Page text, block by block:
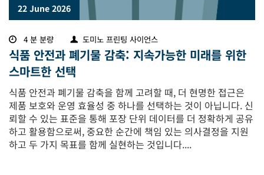
22 June 2026
4 분 분량 도미노 프린팅 사이언스
식품 안전과 폐기물 감축: 지속가능한 미래를 위한
스마트한 선택
식품 안전과 폐기물 감축을 함께 고려할 때, 더 현명한 접근은
제품 보호와 운영 효율성 중 하나를 선택하는 것이 아닙니다. 신
뢰할 수 있는 표준을 통해 포장 단위 데이터를 더 정확하게 공유
하고 활용함으로써, 중요한 순간에 책임 있는 의사결정을 지원
하고 두 가지 목표를 함께 실현하는 것입니다....